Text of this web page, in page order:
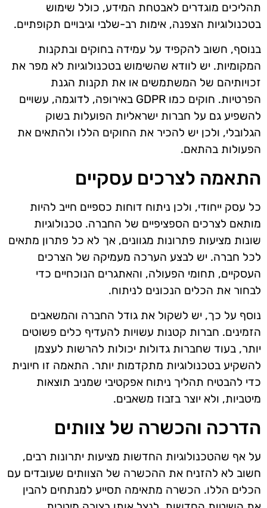
תהליכים מוגדרים לאבטחת המידע, כולל שימוש
בטכנולוגיות הצפנה, אימות רב-שלבי וגיבויים תקופתיים.
בנוסף, חשוב להקפיד על עמידה בחוקים ובתקנות
המקומיות. יש לוודא שהשימוש בטכנולוגיות לא מפר את
זכויותיהם של המשתמשים או את תקנות הגנת
הפרטיות. חוקים כמו GDPR באירופה, לדוגמה, עשויים
להשפיע גם על חברות ישראליות הפועלות בשוק
הגלובלי, ולכן יש להכיר את החוקים הללו ולהתאים את
הפעולות בהתאם.
התאמה לצרכים עסקיים
כל עסק ייחודי, ולכן ניתוח דוחות כספיים חייב להיות
מותאם לצרכים הספציפיים של החברה. טכנולוגיות
שונות מציעות פתרונות מגוונים, אך לא כל פתרון מתאים
לכל חברה. יש לבצע הערכה מעמיקה של הצרכים
העסקיים, תחומי הפעולה, והאתגרים הנוכחיים כדי
לבחור את הכלים הנכונים לניתוח.
נוסף על כך, יש לשקול את גודל החברה והמשאבים
הזמינים. חברות קטנות עשויות להעדיף כלים פשוטים
יותר, בעוד שחברות גדולות יכולות להרשות לעצמן
להשקיע בטכנולוגיות מתקדמות יותר. התאמה זו חיונית
כדי להבטיח תהליך ניתוח אפקטיבי שמניב תוצאות
מיטביות, ולא יוצר בזבוז משאבים.
הדרכה והכשרה של צוותים
על אף שהטכנולוגיות החדשות מציעות יתרונות רבים,
חשוב לא להזניח את ההכשרה של הצוותים שעובדים עם
הכלים הללו. הכשרה מתאימה תסייע למנתחים להבין